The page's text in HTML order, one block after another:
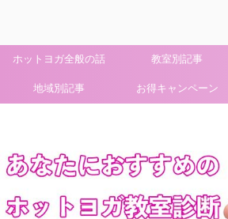
ホットヨガ全般の話 教室別記事
地域別記事 お得キャンペーン